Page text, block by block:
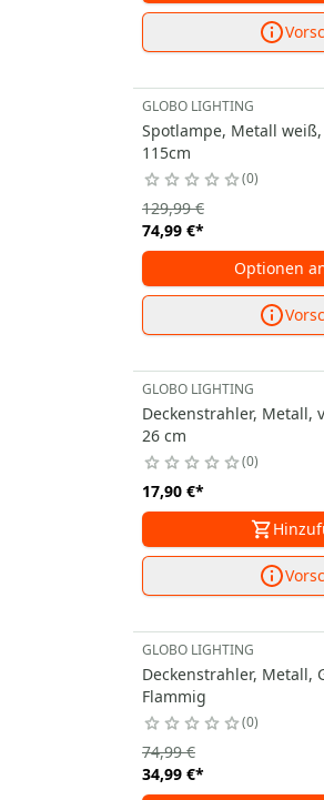
GLOBO LIGHTING
Spotlampe, Metall
115cm
0
74,99 €*
129,99 €
Optionen
GLOBO LIGHTING
Deckenstrahler, Metall,
26 cm
0
17,90 €*
GLOBO LIGHTING
Deckenstrahler, Metall,
Flammig
0
34,99 €*
74,99 €